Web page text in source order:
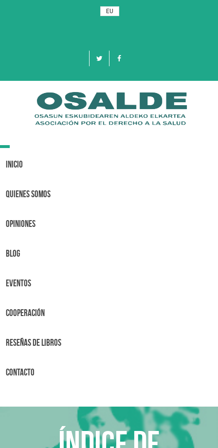
EU
Toggle
Inicio
Quienes Somos
OPINIONES
BLOG
Eventos
Cooperación
Reseñas de libros
Contacto